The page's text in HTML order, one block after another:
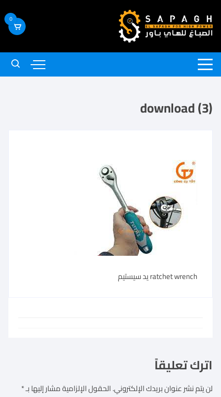
0
download (3)
ratchet wrench يد سيستيم
اترك تعليقاً
لن يتم نشر عنوان بريدك الإلكتروني.الحقول الإلزامية مشار إليها بـ*